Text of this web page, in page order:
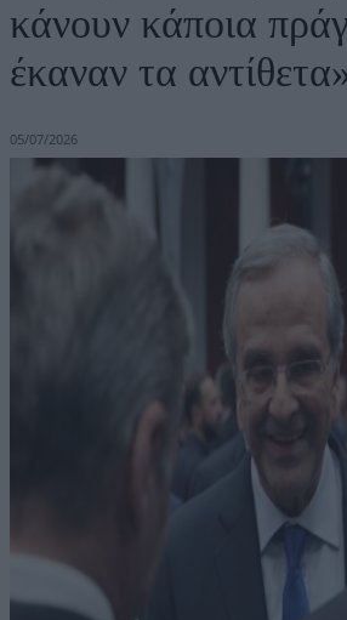
κάνουν κάποια
έκαναν τα
05/07/2026